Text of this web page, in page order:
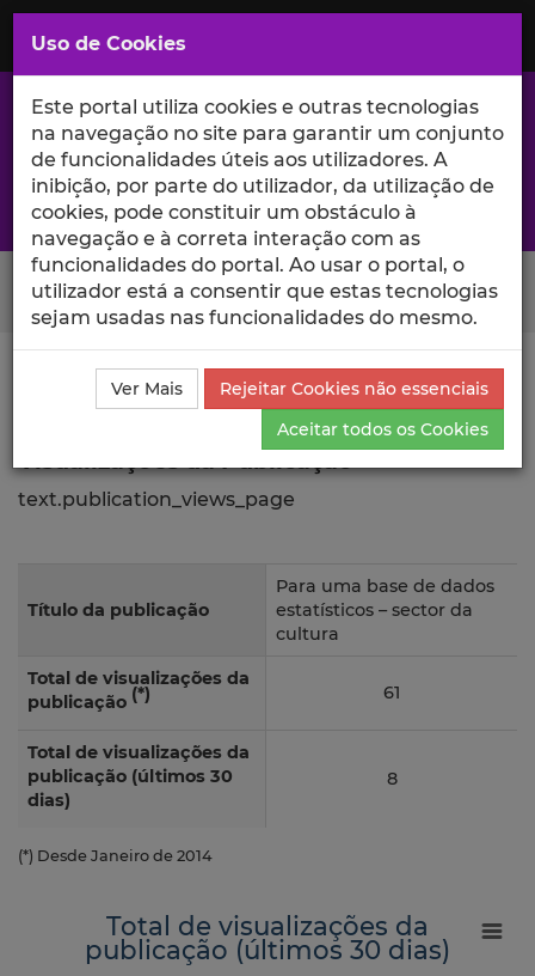
Saltar
para
Conteúdo
Principal
A excelência da investigação e ciência no Iscte
Search Button
Ciência_Iscte Publicações
Descrição Detalhada da
Publicação
Visualizações
text.publication_views_page
Título da publicação
Para uma base de dados
estatísticos – sector da
cultura
Total de visualizações da
publicação (*) 61
Total de visualizações da
publicação (últimos 30
dias)
8
(*) Desde Janeiro de 2014
Total de visualizações da
publicação (últimos 30 dias)
Uso de Cookies
Este portal utiliza cookies e outras tecnologias
na navegação no site para garantir um conjunto
de funcionalidades úteis aos utilizadores. A
inibição, por parte do utilizador, da utilização de
cookies, pode constituir um obstáculo à
navegação e à correta interação com as
funcionalidades do portal. Ao usar o portal, o
utilizador está a consentir que estas tecnologias
sejam usadas nas funcionalidades do mesmo.
Ver Mais
Rejeitar Cookies não essenciais
Aceitar todos os Cookies